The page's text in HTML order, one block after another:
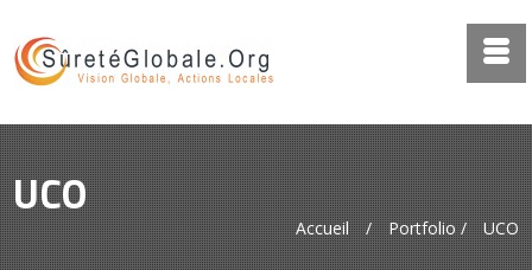
UCO
Accueil / Portfolio/ UCO